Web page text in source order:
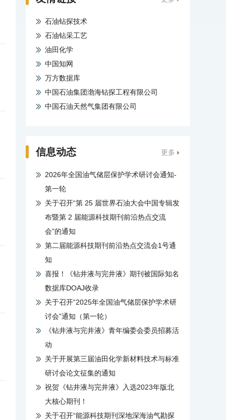
石油钻探技术
石油钻采工艺
油田化学
中国知网
万方数据库
中国石油集团渤海钻探工程有限公司
中国石油天然气集团有限公司
信息动态 更多
2026年全国油气储层保护学术研讨会通知-
第一轮
关于召开“第 25 届世界石油大会中国专辑发
布暨第 2 届能源科技期刊前沿热点交流
会”的通知
第二届能源科技期刊前沿热点交流会1号通
知
喜报！《钻井液与完井液》期刊被国际知名
数据库DOAJ收录
关于召开“2025年全国油气储层保护学术研
讨会”通知（第一轮）
《钻井液与完井液》青年编委会委员招募活
动
关于开展第三届油田化学新材料技术与标准
研讨会论文征集的通知
祝贺《钻井液与完井液》入选2023年版北
大核心期刊！
关于召开“能源科技期刊深地深海油气勘探